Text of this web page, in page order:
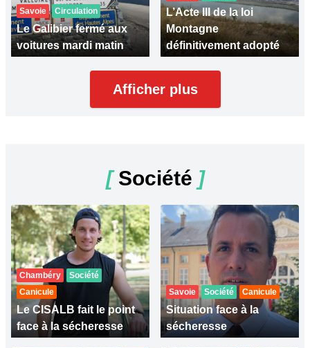
Savoie Circulation
Le Galibier fermé aux
voitures mardi matin
L’Acte III de la loi
Montagne
définitivement adopté
Afficher plus
[Société ]
Chambéry
Société
Canicule
Le CISALB fait le point
face à la sécheresse
Savoie Société Canicule
Situation face à la
sécheresse